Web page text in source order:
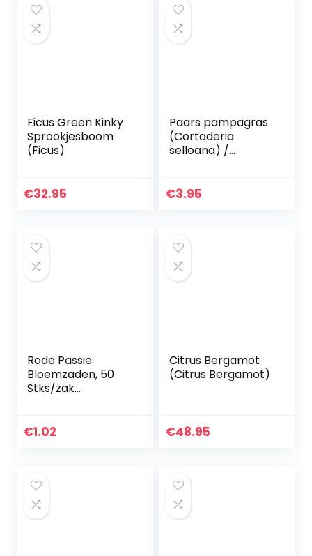
Ficus Green Kinky
Sprookjesboom
(Ficus)
€32.95
Paars pampagras
(Cortaderia
selloana) /
bloeiwijze in
€3.95
Rode Passie
Bloemzaden, 50
Stks/zak
Milieuvriendelijke
€1.02
Citrus Bergamot
(Citrus Bergamot)
€48.95